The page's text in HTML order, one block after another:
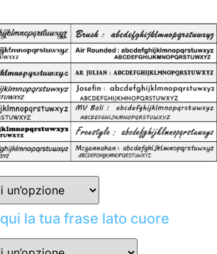
la tua frase lato cuore